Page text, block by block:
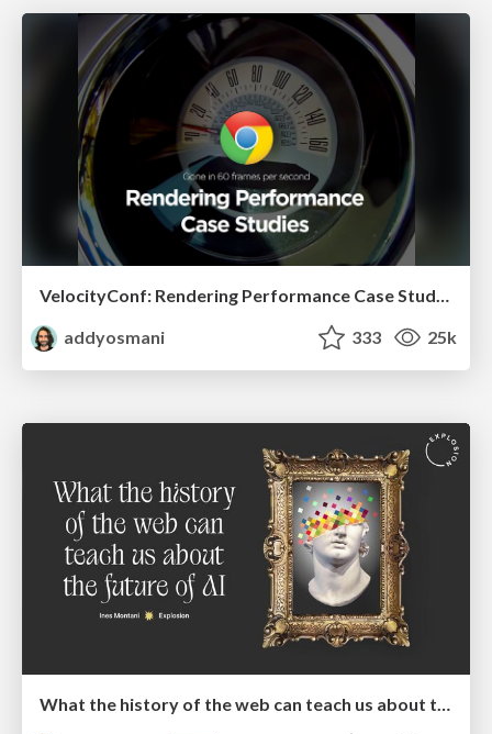
addyosmani
333 25k
What the history of the web can teach us about the future of AI